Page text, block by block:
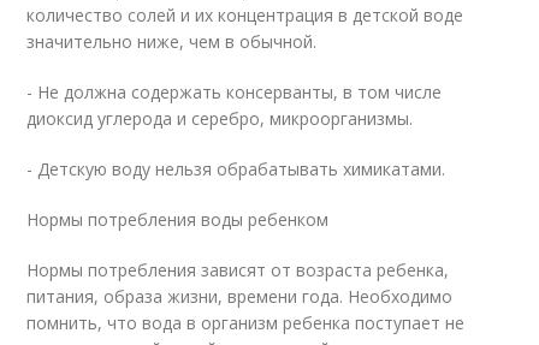
количество солей и их концентрация в детской воде
значительно ниже, чем в обычной.
- Не должна содержать консерванты, в том числе
диоксид углерода и серебро, микроорганизмы.
- Детскую воду нельзя обрабатывать химикатами.
Нормы потребления воды ребенком
Нормы потребления зависят от возраста ребенка,
питания, образа жизни, времени года. Необходимо
помнить, что вода в организм ребенка поступает не